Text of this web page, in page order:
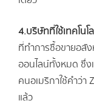
4.บริษัทที่ใช้เทคโนโ
ที่ทำการซื้อขายอสั
ออนไลน์ทั้งหมด ซึ่ง
คนอเมริกาใช้คำว่
แล้ว